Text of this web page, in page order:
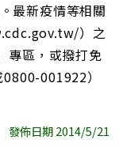
最新疫情等相關
）之
專區，或撥打免
001922）
發佈日期 2014/5/21